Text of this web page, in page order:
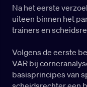
Na het eerste
uiteen binnen het
trainers en
Volgens de eerste
VAR bij
basisprincipes van